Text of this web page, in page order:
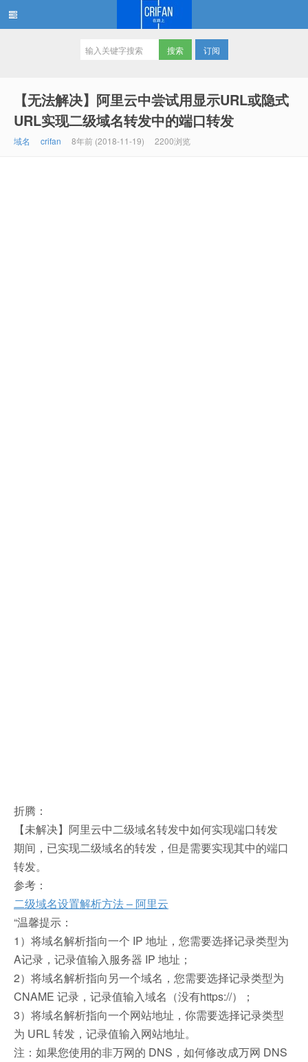
订阅
【无法解决】阿里云中尝试用显示URL或隐式
URL实现二级域名转发中的端口转发
域名 crifan 8年前 (2018-11-19) 2200浏览
折腾：
【未解决】阿里云中二级域名转发中如何实现端口转发
期间，已实现二级域名的转发，但是需要实现其中的端口
转发。
参考：
二级域名设置解析方法 – 阿里云
“温馨提示：
1）将域名解析指向一个 IP 地址，您需要选择记录类型为
A记录，记录值输入服务器 IP 地址；
2）将域名解析指向另一个域名，您需要选择记录类型为
CNAME 记录，记录值输入域名（没有https://）；
3）将域名解析指向一个网站地址，你需要选择记录类型
为 URL 转发，记录值输入网站地址。
注：如果您使用的非万网的 DNS，如何修改成万网 DNS